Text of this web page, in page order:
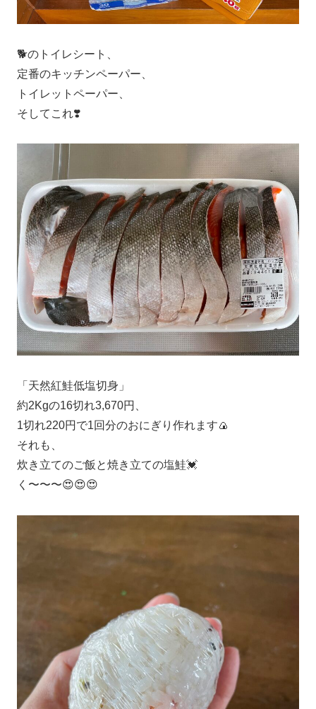
🐕のトイレシート、
定番のキッチンペーパー、
トイレットペーパー、
そしてこれ❣️
「天然紅鮭低塩切身」
約2Kgの16切れ3,670円、
1切れ220円で1回分のおにぎり作れます🍙
それも、
炊き立てのご飯と焼き立ての塩鮭💓
く〜〜〜😍😍😍